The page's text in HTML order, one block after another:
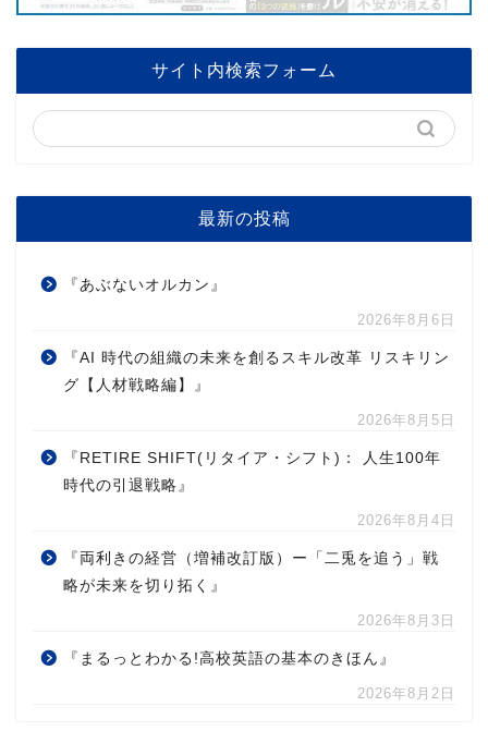
サイト内検索フォーム
最新の投稿
『あぶないオルカン』
2026年8月6日
『AI 時代の組織の未来を創るスキル改革 リスキリン
グ【人材戦略編】』
2026年8月5日
『RETIRE SHIFT(リタイア・シフト)： 人生100年
時代の引退戦略』
2026年8月4日
『両利きの経営（増補改訂版）ー「二兎を追う」戦
略が未来を切り拓く』
2026年8月3日
『まるっとわかる!高校英語の基本のきほん』
2026年8月2日